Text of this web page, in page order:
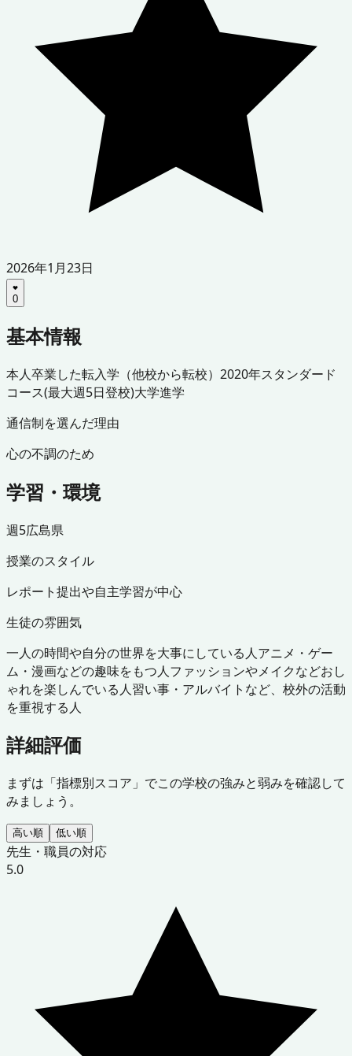
2026年1月23日
0
基本情報
本人卒業した転入学（他校から転校） 2020年スタンダード
コース(最大週5日登校)大学進学
通信制を選んだ理由
心の不調のため
学習・環境
週5広島県
授業のスタイル
レポート提出や自主学習が中心
生徒の雰囲気
一人の時間や自分の世界を大事にしている人アニメ・ゲー
ム・漫画などの趣味をもつ人ファッションやメイクなどおし
ゃれを楽しんでいる人習い事・アルバイトなど、校外の活動
を重視する人
詳細評価
まずは「指標別スコア」でこの学校の強みと弱みを確認して
みましょう。
高い順 低い順
先生・職員の対応
5.0